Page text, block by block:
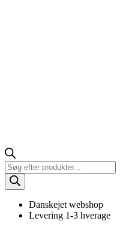
Products
search
Danskejet webshop
Levering 1-3 hverage